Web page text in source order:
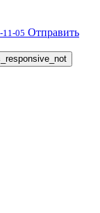
11-05 Отправить